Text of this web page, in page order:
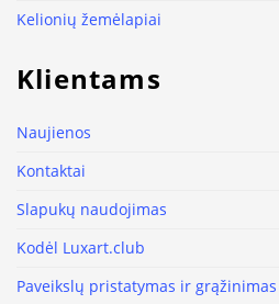
Kelionių žemėlapiai
Klientams
Naujienos
Kontaktai
Slapukų naudojimas
Kodėl Luxart.club
Paveikslų pristatymas ir grąžinimas